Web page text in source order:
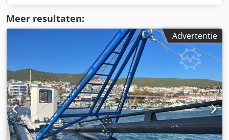
Meer resultaten:
Advertentie